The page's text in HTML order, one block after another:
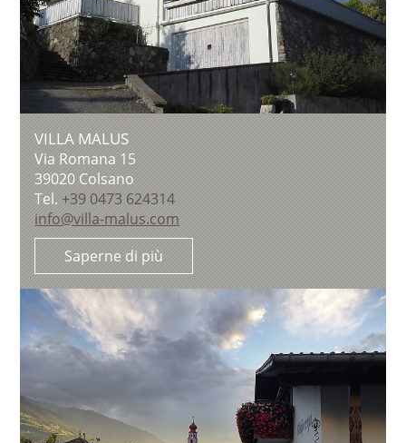
VILLA MALUS
Via Romana 15
39020 Colsano
Tel.+39 0473 624314
info@villa-malus.com
Saperne di più